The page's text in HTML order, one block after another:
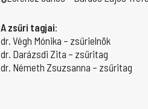
A zsűri tagjai:
dr. Végh Mónika – zsűrielnök
dr. Darázsdi Zita – zsűritag
dr. Németh Zsuzsanna – zsűritag